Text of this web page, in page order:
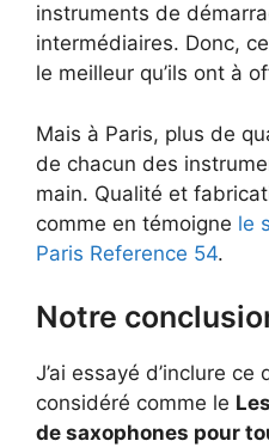
instruments de
intermédiaires. Donc,
le meilleur qu’ils ont à
Mais à Paris, plus de
de chacun des
main. Qualité et
comme en témoigne le
Paris Reference 54.
Notre
J’ai essayé d’inclure
considéré comme le
de saxophones pour